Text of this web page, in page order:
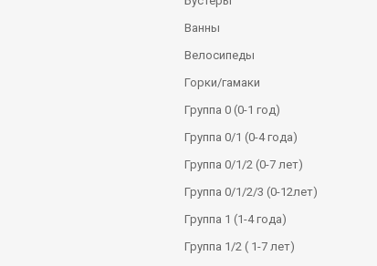
Ванны
Велосипеды
Горки/гамаки
Группа 0 (0-1 год)
Группа 0/1 (0-4 года)
Группа 0/1/2 (0-7 лет)
Группа 0/1/2/3 (0-12лет)
Группа 1 (1-4 года)
Группа 1/2 ( 1-7 лет)